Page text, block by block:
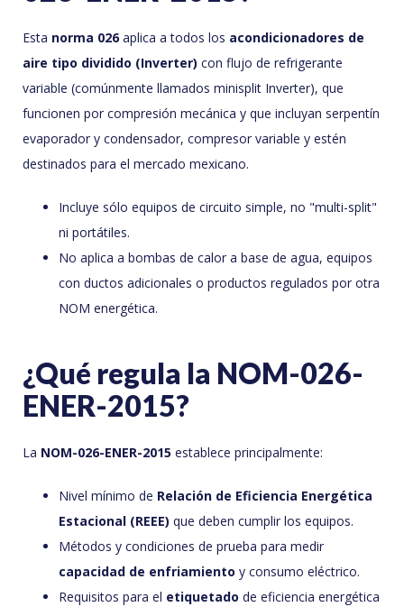
Esta norma 026 aplica a todos los acondicionadores de
aire tipo dividido (Inverter) con flujo de refrigerante
variable (comúnmente llamados minisplit Inverter), que
funcionen por compresión mecánica y que incluyan serpentín
evaporador y condensador, compresor variable y estén
destinados para el mercado mexicano.
Incluye sólo equipos de circuito simple, no "multi-split"
ni portátiles.
No aplica a bombas de calor a base de agua, equipos
con ductos adicionales o productos regulados por otra
NOM energética.
¿Qué regula la NOM-026-
ENER-2015?
La NOM-026-ENER-2015 establece principalmente:
Nivel mínimo de Relación de Eficiencia Energética
Estacional (REEE) que deben cumplir los equipos.
Métodos y condiciones de prueba para medir
capacidad de enfriamiento y consumo eléctrico.
Requisitos para el etiquetado de eficiencia energética